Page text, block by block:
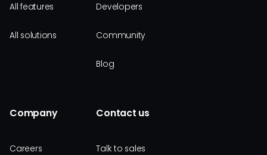
All features
All solutions
Developers
Community
Blog
Company
Careers
Contact us
Talk to sales